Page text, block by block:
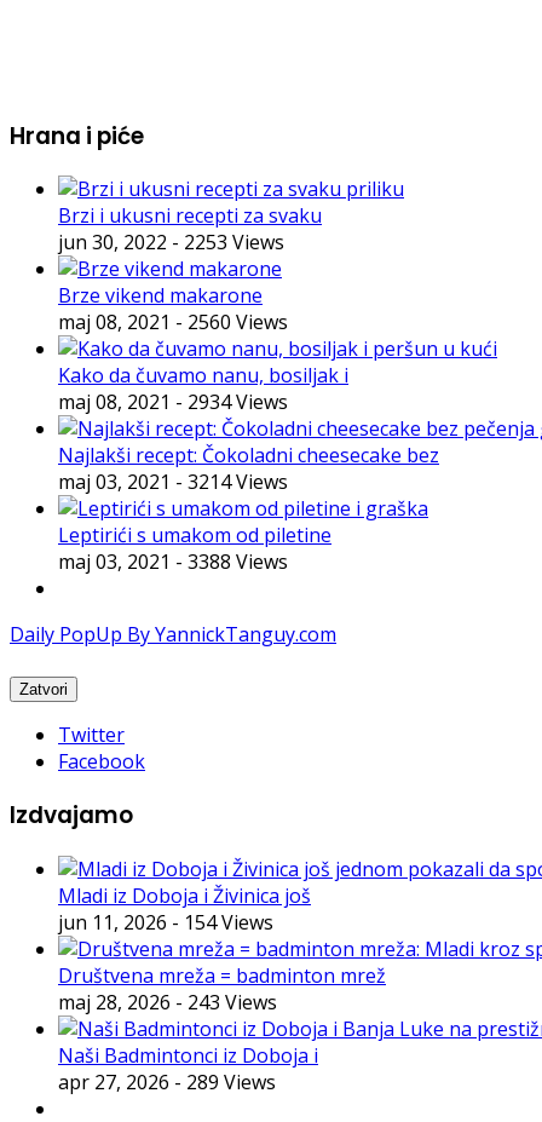
Hrana i piće
Brzi i ukusni recepti za svaku
jun 30, 2022 - 2253 Views
Brze vikend makarone
maj 08, 2021 - 2560 Views
Kako da čuvamo nanu, bosiljak i
maj 08, 2021 - 2934 Views
Najlakši recept: Čokoladni cheesecake bez
maj 03, 2021 - 3214 Views
Leptirići s umakom od piletine
maj 03, 2021 - 3388 Views
Daily PopUp By YannickTanguy.com
Twitter
Facebook
Izdvajamo
Mladi iz Doboja i Živinica još
jun 11, 2026 - 154 Views
Društvena mreža = badminton mrež
maj 28, 2026 - 243 Views
Naši Badmintonci iz Doboja i
apr 27, 2026 - 289 Views